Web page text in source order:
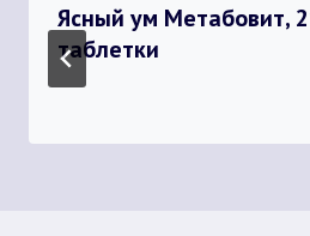
Ясный ум Метабовит,
таблетки